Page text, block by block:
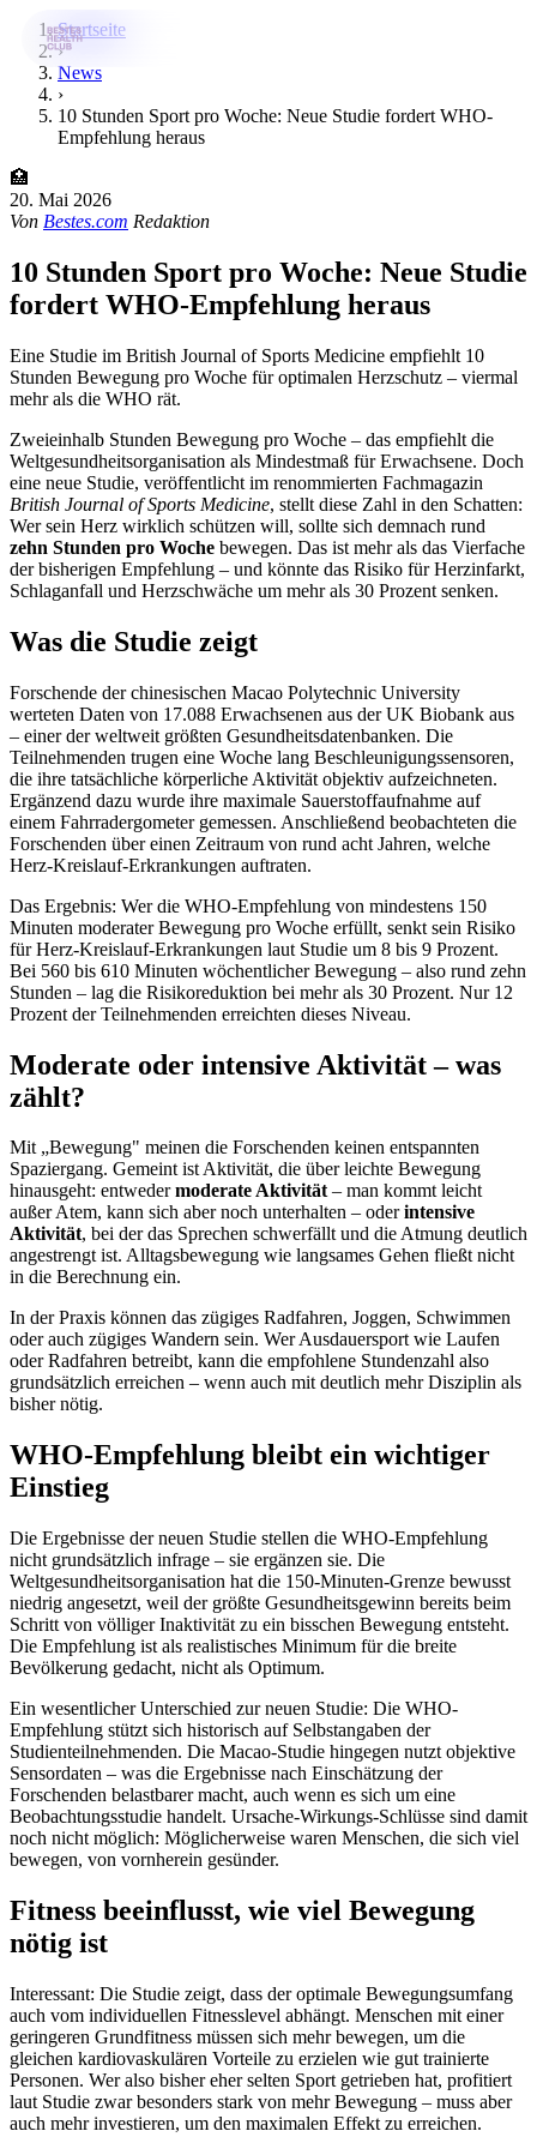
Datenbank
News
Über uns
Für Unternehmen
Startseite
›
News
›
10 Stunden Sport pro Woche: Neue Studie fordert WHO-
Empfehlung heraus
🏥
20. Mai 2026
Von Bestes.com Redaktion
10 Stunden Sport pro Woche: Neue Studie
fordert WHO-Empfehlung heraus
Eine Studie im British Journal of Sports Medicine empfiehlt 10
Stunden Bewegung pro Woche für optimalen Herzschutz – viermal
mehr als die WHO rät.
Zweieinhalb Stunden Bewegung pro Woche – das empfiehlt die
Weltgesundheitsorganisation als Mindestmaß für Erwachsene. Doch
eine neue Studie, veröffentlicht im renommierten Fachmagazin
British Journal of Sports Medicine, stellt diese Zahl in den Schatten:
Wer sein Herz wirklich schützen will, sollte sich demnach rund
zehn Stunden pro Woche bewegen. Das ist mehr als das Vierfache
der bisherigen Empfehlung – und könnte das Risiko für Herzinfarkt,
Schlaganfall und Herzschwäche um mehr als 30 Prozent senken.
Was die Studie zeigt
Forschende der chinesischen Macao Polytechnic University
werteten Daten von 17.088 Erwachsenen aus der UK Biobank aus
– einer der weltweit größten Gesundheitsdatenbanken. Die
Teilnehmenden trugen eine Woche lang Beschleunigungssensoren,
die ihre tatsächliche körperliche Aktivität objektiv aufzeichneten.
Ergänzend dazu wurde ihre maximale Sauerstoffaufnahme auf
einem Fahrradergometer gemessen. Anschließend beobachteten die
Forschenden über einen Zeitraum von rund acht Jahren, welche
Herz-Kreislauf-Erkrankungen auftraten.
Das Ergebnis: Wer die WHO-Empfehlung von mindestens 150
Minuten moderater Bewegung pro Woche erfüllt, senkt sein Risiko
für Herz-Kreislauf-Erkrankungen laut Studie um 8 bis 9 Prozent.
Bei 560 bis 610 Minuten wöchentlicher Bewegung – also rund zehn
Stunden – lag die Risikoreduktion bei mehr als 30 Prozent. Nur 12
Prozent der Teilnehmenden erreichten dieses Niveau.
Moderate oder intensive Aktivität – was
zählt?
Mit „Bewegung" meinen die Forschenden keinen entspannten
Spaziergang. Gemeint ist Aktivität, die über leichte Bewegung
hinausgeht: entwedermoderate Aktivität– man kommt leicht
außer Atem, kann sich aber noch unterhalten – oderintensive
Aktivität, bei der das Sprechen schwerfällt und die Atmung deutlich
angestrengt ist. Alltagsbewegung wie langsames Gehen fließt nicht
in die Berechnung ein.
In der Praxis können das zügiges Radfahren, Joggen, Schwimmen
oder auch zügiges Wandern sein. Wer Ausdauersport wie Laufen
oder Radfahren betreibt, kann die empfohlene Stundenzahl also
grundsätzlich erreichen – wenn auch mit deutlich mehr Disziplin als
bisher nötig.
WHO-Empfehlung bleibt ein wichtiger
Einstieg
Die Ergebnisse der neuen Studie stellen die WHO-Empfehlung
nicht grundsätzlich infrage – sie ergänzen sie. Die
Weltgesundheitsorganisation hat die 150-Minuten-Grenze bewusst
niedrig angesetzt, weil der größte Gesundheitsgewinn bereits beim
Schritt von völliger Inaktivität zu ein bisschen Bewegung entsteht.
Die Empfehlung ist als realistisches Minimum für die breite
Bevölkerung gedacht, nicht als Optimum.
Ein wesentlicher Unterschied zur neuen Studie: Die WHO-
Empfehlung stützt sich historisch auf Selbstangaben der
Studienteilnehmenden. Die Macao-Studie hingegen nutzt objektive
Sensordaten – was die Ergebnisse nach Einschätzung der
Forschenden belastbarer macht, auch wenn es sich um eine
Beobachtungsstudie handelt. Ursache-Wirkungs-Schlüsse sind damit
noch nicht möglich: Möglicherweise waren Menschen, die sich viel
bewegen, von vornherein gesünder.
Fitness beeinflusst, wie viel Bewegung
nötig ist
Interessant: Die Studie zeigt, dass der optimale Bewegungsumfang
auch vom individuellen Fitnesslevel abhängt. Menschen mit einer
geringeren Grundfitness müssen sich mehr bewegen, um die
gleichen kardiovaskulären Vorteile zu erzielen wie gut trainierte
Personen. Wer also bisher eher selten Sport getrieben hat, profitiert
laut Studie zwar besonders stark von mehr Bewegung – muss aber
auch mehr investieren, um den maximalen Effekt zu erreichen.